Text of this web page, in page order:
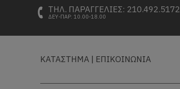
ΤΗΛ. ΠΑΡΑΓΓΕΛΙΕΣ: 210.492.5172
ΔΕΥ-ΠΑΡ: 10.00-18.00
ΚΑΤΑΣΤΗΜΑ | ΕΠΙΚΟΙΝΩΝΙΑ